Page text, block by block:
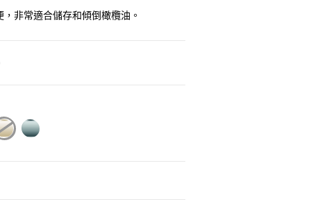
非常適合儲存和傾倒橄欖油。